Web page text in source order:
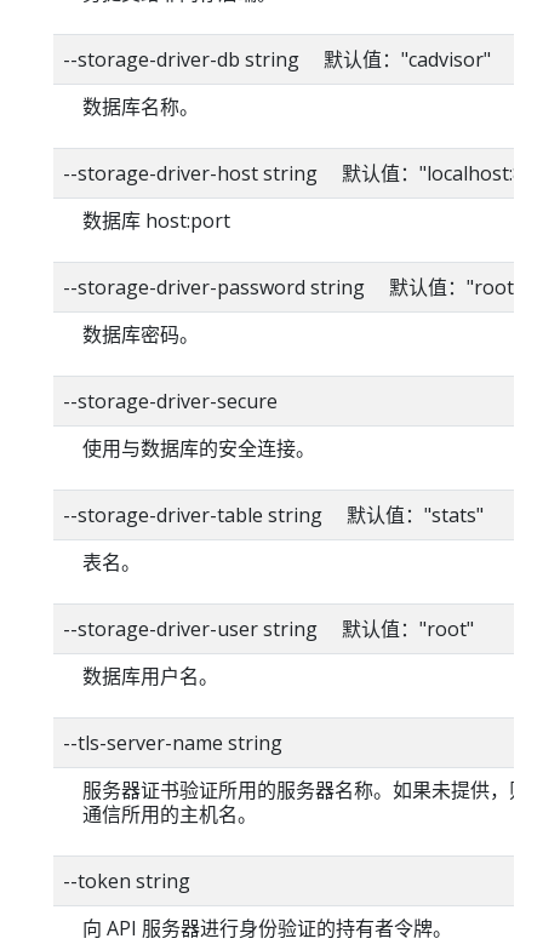
--storage-driver-db string 默认值："cadvisor"
数据库名称。
--storage-driver-host string 默认值：
数据库 host:port
--storage-driver-password string 默认值："root"
数据库密码。
--storage-driver-secure
使用与数据库的安全连接。
--storage-driver-table string 默认值："stats"
表名。
--storage-driver-user string 默认值："root"
数据库用户名。
--tls-server-name string
服务器证书验证所用的服务器名称。如果未提供，则
通信所用的主机名。
--token string
向 API 服务器进行身份验证的持有者令牌。